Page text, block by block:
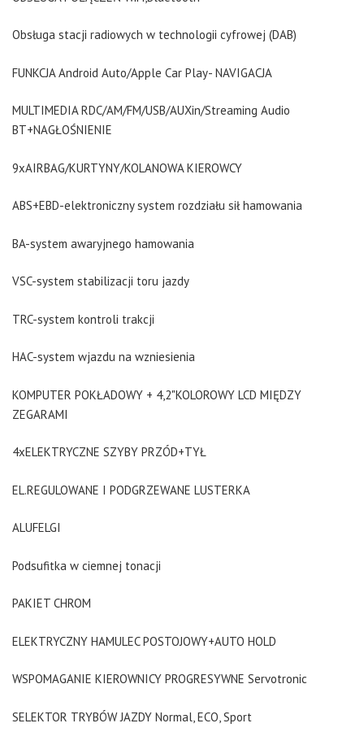
Obsługa stacji radiowych w technologii cyfrowej (DAB)
FUNKCJA Android Auto/Apple Car Play- NAVIGACJA
MULTIMEDIA RDC/AM/FM/USB/AUXin/Streaming Audio
BT+NAGŁOŚNIENIE
9xAIRBAG/KURTYNY/KOLANOWA KIEROWCY
ABS+EBD-elektroniczny system rozdziału sił hamowania
BA-system awaryjnego hamowania
VSC-system stabilizacji toru jazdy
TRC-system kontroli trakcji
HAC-system wjazdu na wzniesienia
KOMPUTER POKŁADOWY + 4,2"KOLOROWY LCD MIĘDZY
ZEGARAMI
4xELEKTRYCZNE SZYBY PRZÓD+TYŁ
EL.REGULOWANE I PODGRZEWANE LUSTERKA
ALUFELGI
Podsufitka w ciemnej tonacji
PAKIET CHROM
ELEKTRYCZNY HAMULEC POSTOJOWY+AUTO HOLD
WSPOMAGANIE KIEROWNICY PROGRESYWNE Servotronic
SELEKTOR TRYBÓW JAZDY Normal, ECO, Sport